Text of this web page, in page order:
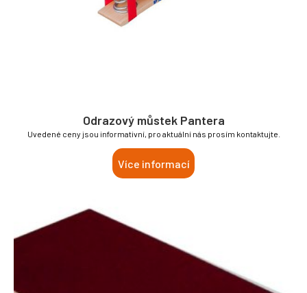
Odrazový můstek Pantera
Uvedené ceny jsou informativní, pro aktuální nás prosím kontaktujte.
Více informací